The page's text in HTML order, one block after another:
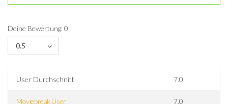
Deine Bewertung: 0
0.5
User Durchschnitt 7.0
Moviebreak User 7.0